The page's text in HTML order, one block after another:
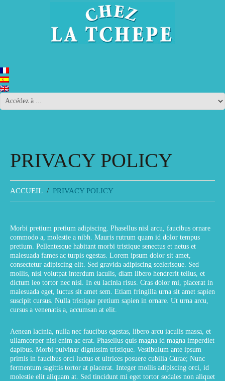
PRIVACY POLICY
ACCUEIL PRIVACY POLICY
Morbi pretium pretium adipiscing. Phasellus nisl arcu, faucibus ornare
commodo a, molestie a nibh. Mauris rutrum quam id dolor tempus
pretium. Pellentesque habitant morbi tristique senectus et netus et
malesuada fames ac turpis egestas. Lorem ipsum dolor sit amet,
consectetur adipiscing elit. Sed gravida adipiscing scelerisque. Sed
mollis, nisl volutpat interdum iaculis, diam libero hendrerit tellus, et
dictum leo tortor nec nisi. In eu lacinia risus. Cras dolor mi, placerat in
malesuada eget, luctus sit amet sem. Etiam fringilla urna sit amet sapien
suscipit cursus. Nulla tristique pretium sapien in ornare. Ut urna arcu,
cursus a venenatis a, accumsan at elit.
Aenean lacinia, nulla nec faucibus egestas, libero arcu iaculis massa, et
ullamcorper nisi enim ac erat. Phasellus quis magna id magna imperdiet
dapibus. Morbi pulvinar dignissim tristique. Vestibulum ante ipsum
primis in faucibus orci luctus et ultrices posuere cubilia Curae; Nunc
fermentum sagittis tortor at placerat. Integer mollis adipiscing orci, id
molestie elit aliquam at. Sed tincidunt mi eget tortor sodales non aliquet